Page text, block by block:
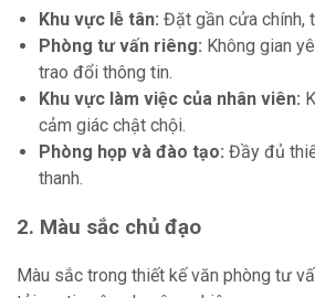
Khu vực lễ tân: Đặt gần cửa chính,
Phòng tư vấn riêng: Không gian
trao đổi thông tin.
Khu vực làm việc của nhân viên:
cảm giác chật chội.
Phòng họp và đào tạo: Đầy đủ
thanh.
2. Màu sắc chủ đạo
Màu sắc trong thiết kế văn phòng tư